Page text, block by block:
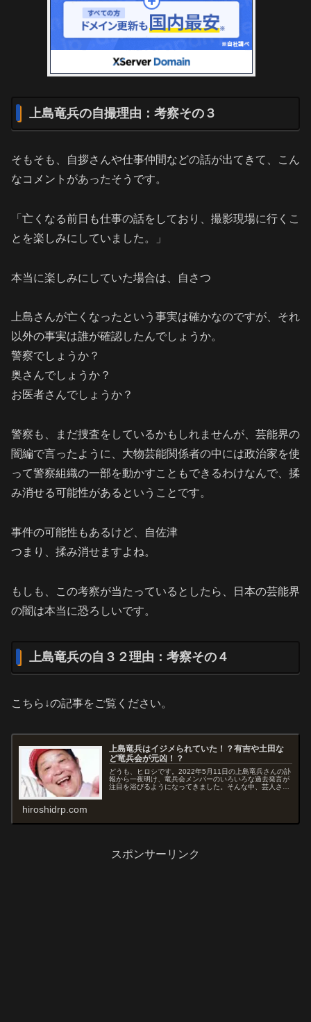
上島竜兵の自撮理由：考察その３
そもそも、自拶さんや仕事仲間などの話が出てきて、こん
なコメントがあったそうです。
「亡くなる前日も仕事の話をしており、撮影現場に行くこ
とを楽しみにしていました。」
本当に楽しみにしていた場合は、自さつ
上島さんが亡くなったという事実は確かなのですが、それ
以外の事実は誰が確認したんでしょうか。
警察でしょうか？
奥さんでしょうか？
お医者さんでしょうか？
警察も、まだ捜査をしているかもしれませんが、芸能界の
闇編で言ったように、大物芸能関係者の中には政治家を使
って警察組織の一部を動かすこともできるわけなんで、揉
み消せる可能性があるということです。
事件の可能性もあるけど、自佐津
つまり、揉み消せますよね。
もしも、この考察が当たっているとしたら、日本の芸能界
の闇は本当に恐ろしいです。
上島竜兵の自３２理由：考察その４
こちら↓の記事をご覧ください。
上島竜兵はイジメられていた！？有吉や土田な
ど竜兵会が元凶！？
どうも、ヒロシです。2022年5月11日の上島竜兵さんの訃
報から一夜明け、竜兵会メンバーのいろいろな過去発言が
注目を浴びるようになってきました。そんな中、芸人さん
hiroshidrp.com
スポンサーリンク